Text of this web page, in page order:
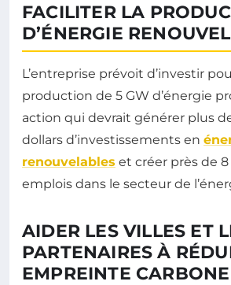
FACILITER LA
D’ÉNERGIE
L’entreprise prévoit d’investir
production de 5 GW d’énergie
action qui devrait générer plus
dollars d’investissements en
renouvelables et créer près de
emplois dans le secteur de
AIDER LES VILLES ET
PARTENAIRES À
EMPREINTE CARBONE